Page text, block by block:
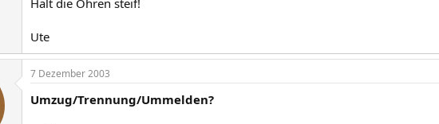
Halt die Ohren steif!
Ute
7 Dezember 2003
Umzug/Trennung/Ummelden?